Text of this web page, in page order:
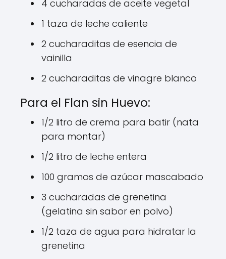
4 cucharadas de aceite vegetal
1 taza de leche caliente
2 cucharaditas de esencia de
vainilla
2 cucharaditas de vinagre blanco
Para el Flan sin Huevo:
1/2 litro de crema para batir (nata
para montar)
1/2 litro de leche entera
100 gramos de azúcar mascabado
3 cucharadas de grenetina
(gelatina sin sabor en polvo)
1/2 taza de agua para hidratar la
grenetina